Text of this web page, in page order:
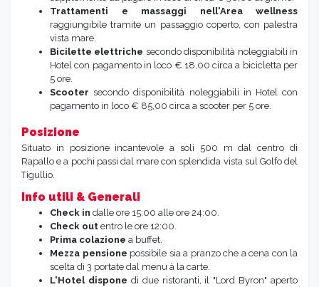
Trattamenti e massaggi nell'Area wellness
raggiungibile tramite un passaggio coperto, con palestra
vista mare.
Bicilette elettriche secondo disponibilità noleggiabili in
Hotel con pagamento in loco € 18,00 circa a bicicletta per
5 ore.
Scooter secondo disponibilità noleggiabili in Hotel con
pagamento in loco € 85,00 circa a scooter per 5 ore.
Posizione
Situato in posizione incantevole a soli 500 m dal centro di
Rapallo e a pochi passi dal mare con splendida vista sul Golfo del
Tigullio.
Info utili & Generali
Check in dalle ore 15:00 alle ore 24:00.
Check out entro le ore 12:00.
Prima colazione a buffet.
Mezza pensione possibile sia a pranzo che a cena con la
scelta di 3 portate dal menu à la carte.
L'Hotel dispone di due ristoranti, il "Lord Byron" aperto